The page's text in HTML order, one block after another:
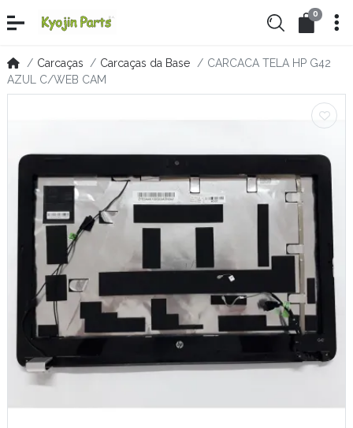
0
Carcaças Carcaças da Base
CARCACA TELA HP G42
AZUL C/WEB CAM